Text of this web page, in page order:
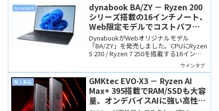
dynabook
dynabook BA/ZY － Ryzen 200
シリーズ搭載の16インチノート、
Web限定モデルでコストパフォ
ーマンスも素晴らしい！
DynabookがWebオリジナルモデル
「BA/ZY」を発売しました。CPUにRyzen
5 230 / Ryzen 7 250を搭載する16インチ
ノートで、Thunderbolt 4や豊富なポート
を備えています。価格も国内大手メーカ
ー製品とは思えないくらいにお買い得で
す。
ウインタブ
輸入製品
GMKtec EVO-X3 － Ryzen AI
Max+ 395搭載でRAM/SSDも大容
量、オンデバイスAIに強い高性能